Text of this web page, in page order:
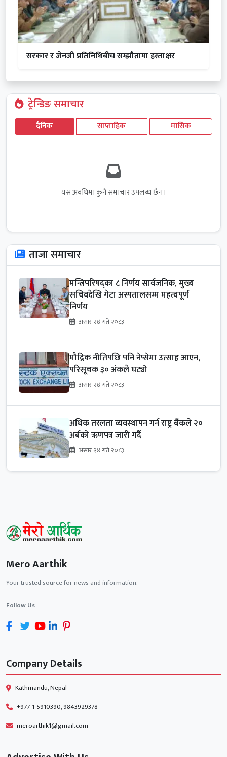
सरकार र जेनजी प्रतिनिधिबीच सम्झौतामा हस्ताक्षर
ट्रेन्डिङ समाचार
दैनिक साप्ताहिक मासिक
यस अवधिमा कुनै समाचार उपलब्ध छैन।
ताजा समाचार
मन्त्रिपरिषद्का ८ निर्णय सार्वजनिक, मुख्य
सचिवदेखि गेटा अस्पतालसम्म महत्वपूर्ण
निर्णय
असार २४ गते २०८३
मौद्रिक नीतिपछि पनि नेप्सेमा उत्साह आएन,
परिसूचक ३० अंकले घट्यो
असार २४ गते २०८३
अधिक तरलता व्यवस्थापन गर्न राष्ट्र बैंकले २०
अर्बको ऋणपत्र जारी गर्दै
असार २४ गते २०८३
Mero Aarthik
Your trusted source for news and information.
Follow Us
Company Details
Kathmandu, Nepal
+977-1-5910390, 9843929378
meroarthik1@gmail.com